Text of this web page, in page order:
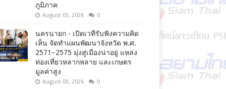
ภูมิภาค
August 03, 2026 0
นครนายก - เปิดเวทีรับฟังความคิด
เห็น จัดทำแผนพัฒนาจังหวัด พ.ศ.
2571–2575 มุ่งสู่เมืองน่าอยู่ แหล่ง
ท่องเที่ยวหลากหลาย และเกษตร
มูลค่าสูง
August 03, 2026 0